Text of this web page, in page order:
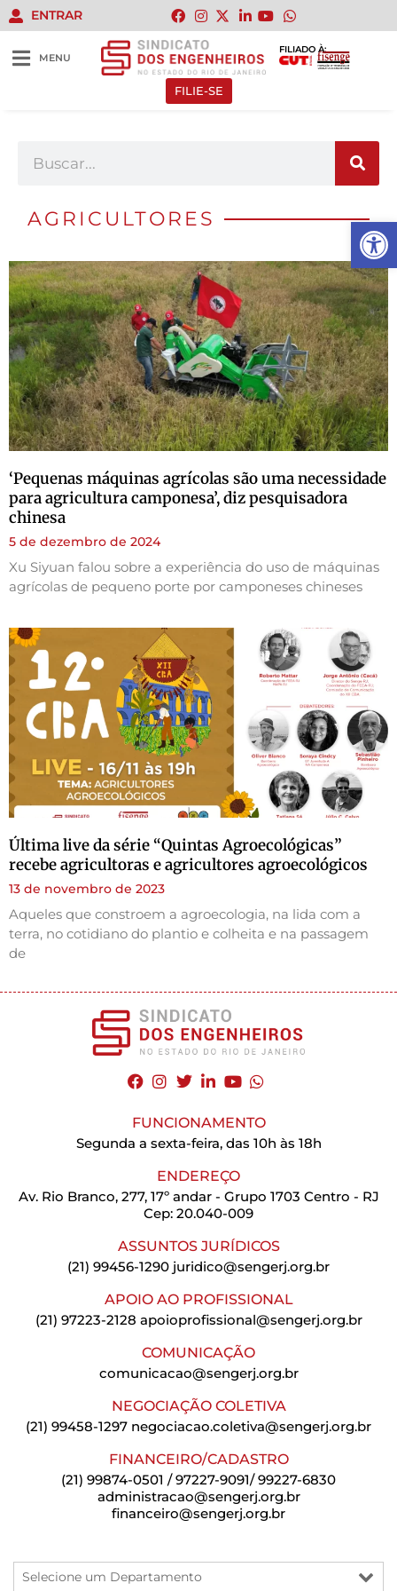
Abrir
ENTRAR
MENU
FILIADO À:
FILIE-SE
AGRICULTORES
‘Pequenas máquinas agrícolas são uma necessidade
para agricultura camponesa’, diz pesquisadora
chinesa
5 de dezembro de 2024
Xu Siyuan falou sobre a experiência do uso de máquinas
agrícolas de pequeno porte por camponeses chineses
Última live da série “Quintas Agroecológicas”
recebe agricultoras e agricultores agroecológicos
13 de novembro de 2023
Aqueles que constroem a agroecologia, na lida com a
terra, no cotidiano do plantio e colheita e na passagem
de
FUNCIONAMENTO
Segunda a sexta-feira, das 10h às 18h
ENDEREÇO
Av. Rio Branco, 277, 17º andar - Grupo 1703 Centro - RJ
Cep: 20.040-009
ASSUNTOS JURÍDICOS
(21) 99456-1290 juridico@sengerj.org.br
APOIO AO PROFISSIONAL
(21) 97223-2128 apoioprofissional@sengerj.org.br
COMUNICAÇÃO
comunicacao@sengerj.org.br
NEGOCIAÇÃO COLETIVA
(21) 99458-1297 negociacao.coletiva@sengerj.org.br
FINANCEIRO/CADASTRO
(21) 99874-0501 / 97227-9091/ 99227-6830
administracao@sengerj.org.br
financeiro@sengerj.org.br